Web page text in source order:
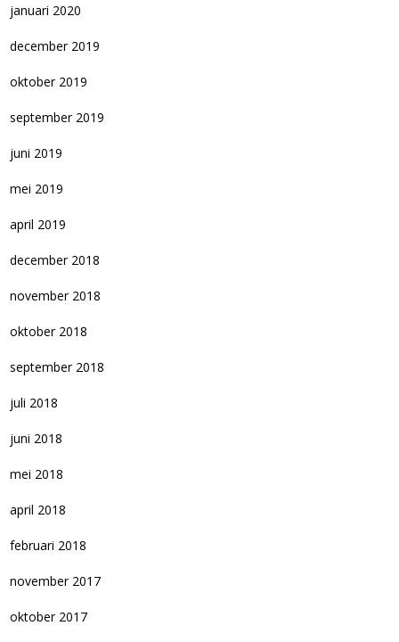
januari 2020
december 2019
oktober 2019
september 2019
juni 2019
mei 2019
april 2019
december 2018
november 2018
oktober 2018
september 2018
juli 2018
juni 2018
mei 2018
april 2018
februari 2018
november 2017
oktober 2017